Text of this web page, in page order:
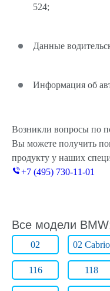
524;
Данные
Информация об
Возникли вопросы по
Вы можете получить
продукту у наших
+7 (495) 730-11-01
Все модели
02 02 Cabrio
116 118